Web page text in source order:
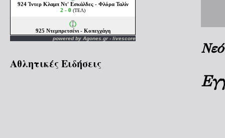
powered by Agones.gr- livescore
Αθλητικές Ειδήσεις